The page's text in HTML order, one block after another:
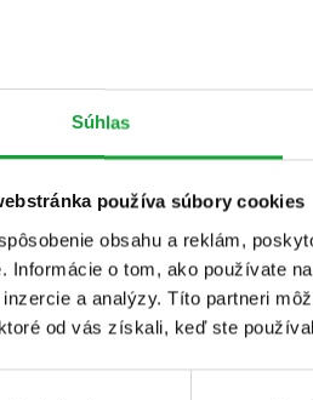
Súhlas
používa súbory cookies
obsahu a reklám,
Informácie o tom, ako používate
inzercie a analýzy. Títo partneri
od vás získali, keď ste